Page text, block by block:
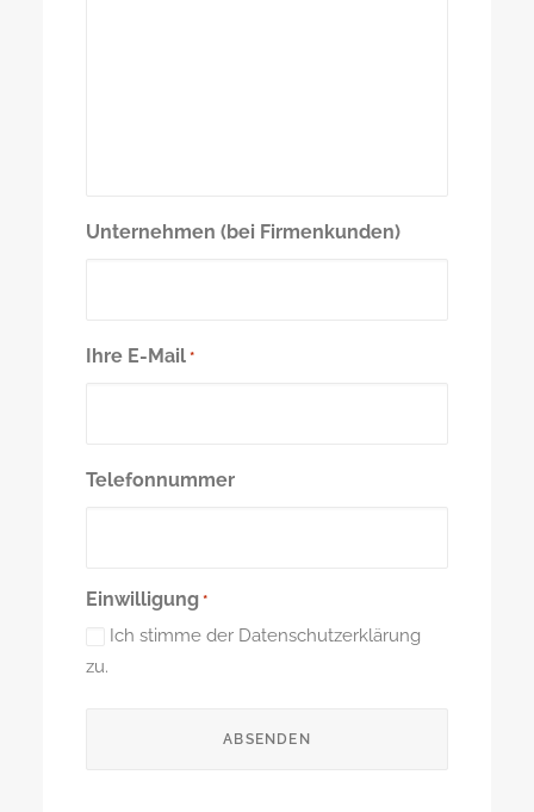
Unternehmen (bei Firmenkunden)
Ihre E-Mail *
Telefonnummer
Einwilligung *
Ich stimme der Datenschutzerklärung
zu.